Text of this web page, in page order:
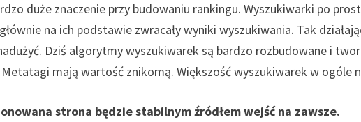
duże znaczenie przy budowaniu rankingu. Wyszukiwarki po
na ich podstawie zwracały wyniki wyszukiwania. Tak
Dziś algorytmy wyszukiwarek są bardzo rozbudowane i
mają wartość znikomą. Większość wyszukiwarek w ogóle
strona będzie stabilnym źródłem wejść na zawsze.